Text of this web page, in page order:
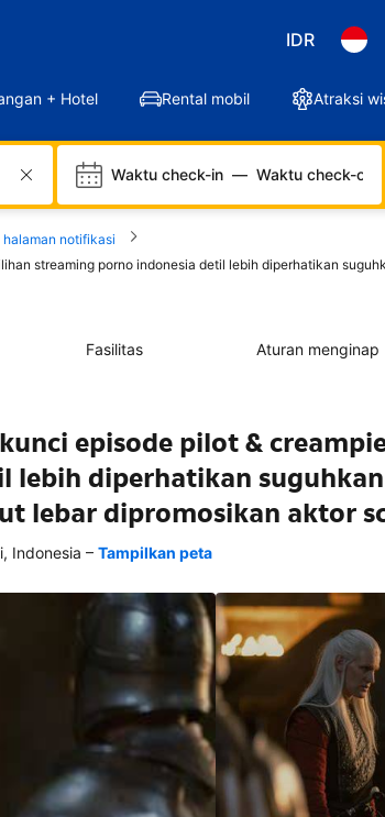
IDR
+ Hotel Rental mobil Atraksi
Waktu check-in — Waktu check-out
halaman notifikasi
streaming porno indonesia detil lebih diperhatikan
Fasilitas Aturan menginap
kunci episode pilot &
lebih diperhatikan
lebar dipromosikan aktor
Indonesia – Tampilkan peta